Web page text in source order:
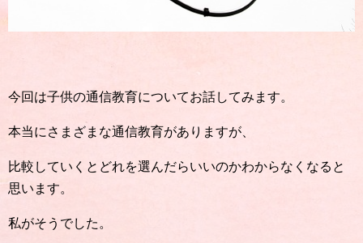
今回は子供の通信教育についてお話してみます。
本当にさまざまな通信教育がありますが、
比較していくとどれを選んだらいいのかわからなくなると
思います。
私がそうでした。